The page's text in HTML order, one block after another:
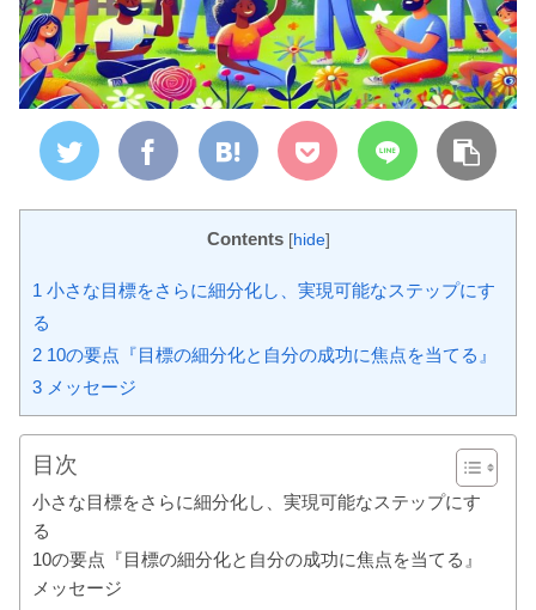
Contents [hide]
1 小さな目標をさらに細分化し、実現可能なステップにす
る
2 10の要点『目標の細分化と自分の成功に焦点を当てる』
3 メッセージ
目次
小さな目標をさらに細分化し、実現可能なステップにす
る
10の要点『目標の細分化と自分の成功に焦点を当てる』
メッセージ